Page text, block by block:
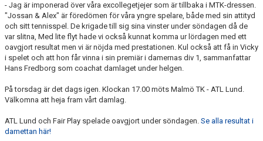
- Jag är imponerad över våra excollegetjejer som är tillbaka i MTK-dressen.
"Jossan & Alex" är föredömen för våra yngre spelare, både med sin attityd
och sitt tennisspel. De krigade till sig sina vinster under söndagen då de
var slitna, Med lite flyt hade vi också kunnat komma ur lördagen med ett
oavgjort resultat men vi är nöjda med prestationen. Kul också att få in Vicky
i spelet och att hon får vinna i sin premiär i damernas div 1, sammanfattar
Hans Fredborg som coachat damlaget under helgen.
På torsdag är det dags igen. Klockan 17.00 möts Malmö TK - ATL Lund.
Välkomna att heja fram vårt damlag.
ATL Lund och Fair Play spelade oavgjort under söndagen. Se alla resultat i
damettan här!